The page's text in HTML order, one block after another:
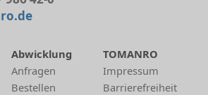
Abwicklung
Anfragen
Bestellen
TOMANRO
Impressum
Barrierefreiheit